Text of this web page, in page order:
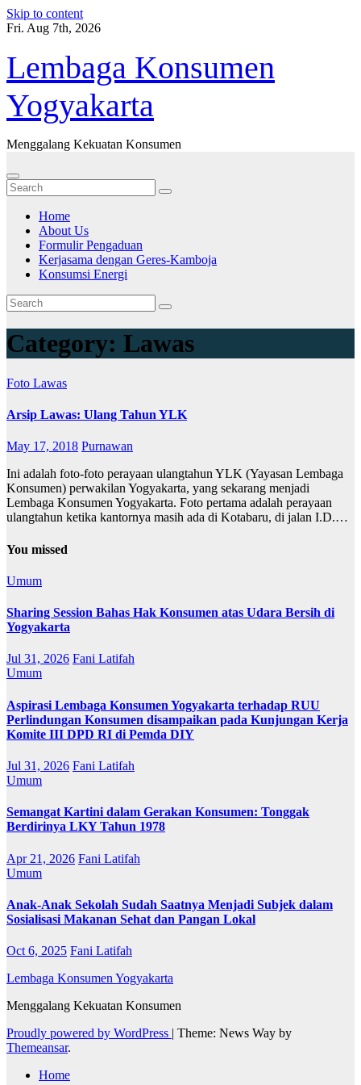
Skip to content
Fri. Aug 7th, 2026
Lembaga Konsumen
Yogyakarta
Menggalang Kekuatan Konsumen
Home
About Us
Formulir Pengaduan
Kerjasama dengan Geres-Kamboja
Konsumsi Energi
Category: Lawas
Foto Lawas
Arsip Lawas: Ulang Tahun YLK
May 17, 2018 Purnawan
Ini adalah foto-foto perayaan ulangtahun YLK (Yayasan Lembaga
Konsumen) perwakilan Yogyakarta, yang sekarang menjadi
Lembaga Konsumen Yogyakarta. Foto pertama adalah perayaan
ulangtahun ketika kantornya masih ada di Kotabaru, di jalan I.D.…
You missed
Umum
Sharing Session Bahas Hak Konsumen atas Udara Bersih di
Yogyakarta
Jul 31, 2026 Fani Latifah
Umum
Aspirasi Lembaga Konsumen Yogyakarta terhadap RUU
Perlindungan Konsumen disampaikan pada Kunjungan Kerja
Komite III DPD RI di Pemda DIY
Jul 31, 2026 Fani Latifah
Umum
Semangat Kartini dalam Gerakan Konsumen: Tonggak
Berdirinya LKY Tahun 1978
Apr 21, 2026 Fani Latifah
Umum
Anak-Anak Sekolah Sudah Saatnya Menjadi Subjek dalam
Sosialisasi Makanan Sehat dan Pangan Lokal
Oct 6, 2025 Fani Latifah
Lembaga Konsumen Yogyakarta
Menggalang Kekuatan Konsumen
Proudly powered by WordPress | Theme: News Way by
Themeansar.
Home